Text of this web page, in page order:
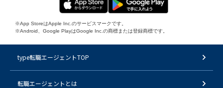
※App StoreはApple Inc.のサービスマークです。
※Android、Google PlayはGoogle Inc.の商標または登録商標です。
type転職エージェントTOP
転職エージェントとは